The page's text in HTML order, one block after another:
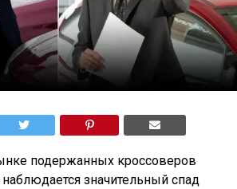
подержанных кроссоверов
значительный спад